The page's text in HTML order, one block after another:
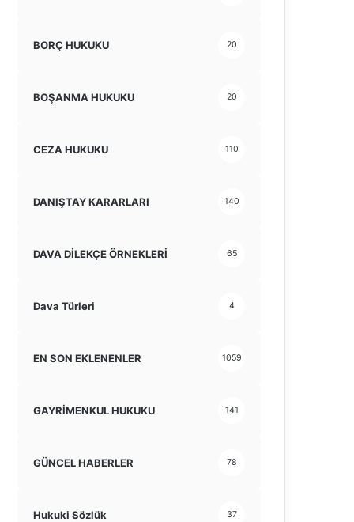
BORÇ HUKUKU 20
BOŞANMA HUKUKU 20
CEZA HUKUKU 110
DANIŞTAY KARARLARI 140
DAVA DİLEKÇE ÖRNEKLERİ 65
Dava Türleri 4
EN SON EKLENENLER 1059
GAYRİMENKUL HUKUKU 141
GÜNCEL HABERLER 78
Hukuki Sözlük 37